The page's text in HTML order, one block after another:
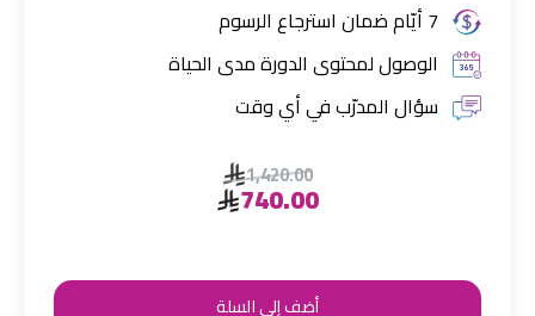
7 أيّام ضمان استرجاع الرسوم
الوصول لمحتوى الدورة مدى الحياة
سؤال المدرّب في أي وقت
1,420.00
740.00
أضف إلى السلة